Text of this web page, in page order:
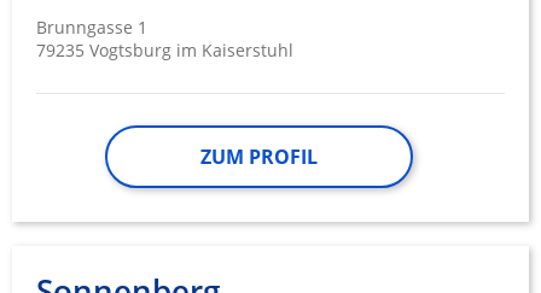
Brunngasse 1
79235 Vogtsburg im Kaiserstuhl
ZUM PROFIL